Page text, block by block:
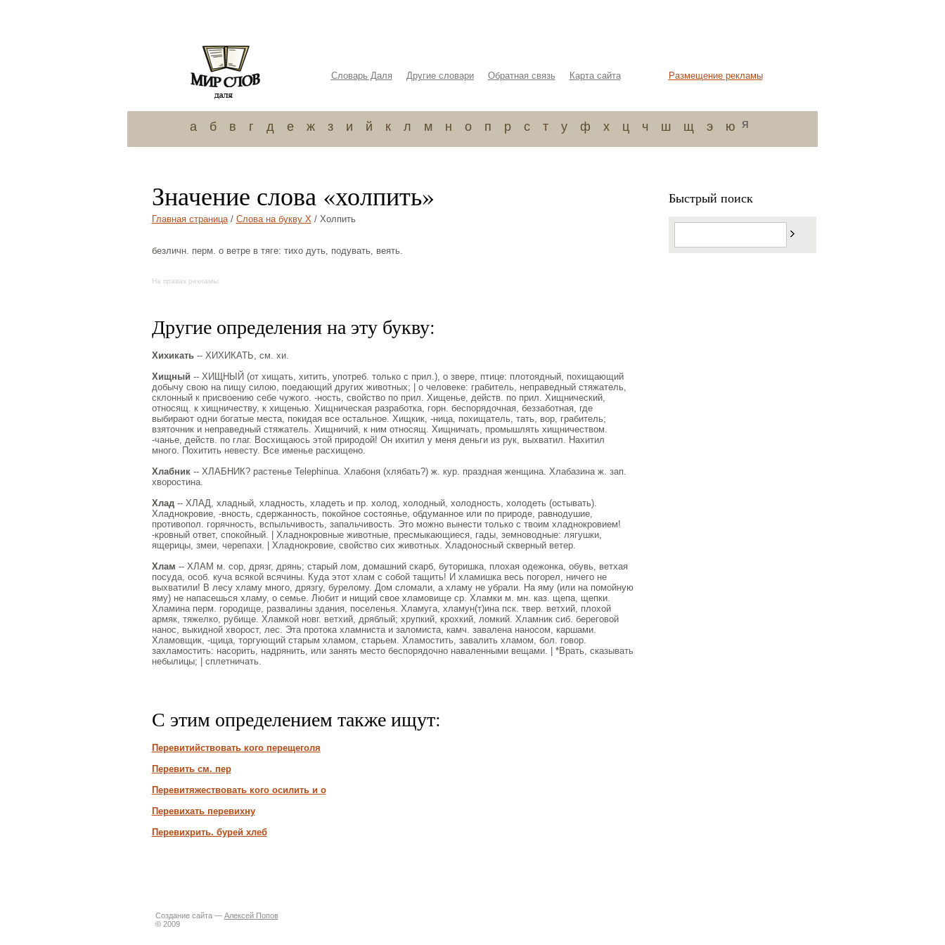
Словарь Даля Другие словари Обратная связь Карта сайта Размещение рекламы
а б в г д е ж з и й к л м н о п р с т у ф х ц ч ш щ э ю я
Значение слова «холпить»
Главная страница/ Слова на букву Х/ Холпить
безличн. перм. о ветре в тяге: тихо дуть, подувать, веять.
На правах рекламы:
Другие определения на эту букву:
Хихикать-- ХИХИКАТЬ, см. хи.
Хищный -- ХИЩНЫЙ (от хищать, хитить, употреб. только с прил.), о звере, птице: плотоядный, похищающий
добычу свою на пищу силою, поедающий других животных; | о человеке: грабитель, неправедный стяжатель,
склонный к присвоению себе чужого. -ность, свойство по прил. Хищенье, действ. по прил. Хищнический,
относящ. к хищничеству, к хищенью. Хищническая разработка, горн. беспорядочная, беззаботная, где
выбирают одни богатые места, покидая все остальное. Хищкик, -ница, похищатель, тать, вор, грабитель;
взяточник и неправедный стяжатель. Хищничий, к ним относящ. Хищничать, промышлять хищничеством.
-чанье, действ. по глаг. Восхищаюсь этой природой! Он ихитил у меня деньги из рук, выхватил. Нахитил
много. Похитить невесту. Все именье расхищено.
Хлабник-- ХЛАБНИК? растенье Telephinua. Хлабоня (хлябать?) ж. кур. праздная женщина. Хлабазина ж. зап.
хворостина.
Хлад-- ХЛАД, хладный, хладность, хладеть и пр. холод, холодный, холодность, холодеть (остывать).
Хладнокровие, -вность, сдержанность, покойное состоянье, обдуманное или по природе, равнодушие,
противопол. горячность, вспыльчивость, запальчивость. Это можно вынести только с твоим хладнокровием!
-кровный ответ, спокойный. | Хладнокровные животные, пресмыкающиеся, гады, земноводные: лягушки,
ящерицы, змеи, черепахи. | Хладнокровие, свойство сих животных. Хладоносный скверный ветер.
Хлам -- ХЛАМ м. сор, дрязг, дрянь; старый лом, домашний скарб, буторишка, плохая одежонка, обувь, ветхая
посуда, особ. куча всякой всячины. Куда этот хлам с собой тащить! И хламишка весь погорел, ничего не
выхватили! В лесу хламу много, дрязгу, бурелому. Дом сломали, а хламу не убрали. На яму (или на помойную
яму) не напасешься хламу, о семье. Любит и нищий свое хламовище ср. Хламки м. мн. каз. щепа, щепки.
Хламина перм. городище, развалины здания, поселенья. Хламуга, хламун(т)ина пск. твер. ветхий, плохой
армяк, тяжелко, рубище. Хламкой новг. ветхий, дряблый; хрупкий, крохкий, ломкий. Хламник сиб. береговой
нанос, выкидной хворост, лес. Эта протока хламниста и заломиста, камч. завалена наносом, каршами.
Хламовщик, -щица, торгующий старым хламом, старьем. Хламостить, завалить хламом, бол. говор.
захламостить: насорить, надрянить, или занять место беспорядочно наваленными вещами. | *Врать, сказывать
небылицы; | сплетничать.
С этим определением также ищут:
Перевитийствовать кого перещеголя
Перевить см. пер
Перевитяжествовать кого осилить и о
Перевихать перевихну
Перевихрить. бурей хлеб
Быстрый поиск
Создание сайта — Алексей Попов
© 2009